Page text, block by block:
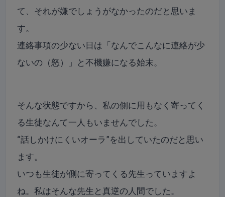
て、それが嫌でしょうがなかったのだと思いま
す。
連絡事項の少ない日は「なんでこんなに連絡が少
ないの（怒）」と不機嫌になる始末。
そんな状態ですから、私の側に用もなく寄ってく
る生徒なんて一人もいませんでした。
“話しかけにくいオーラ”を出していたのだと思い
ます。
いつも生徒が側に寄ってくる先生っていますよ
ね。私はそんな先生と真逆の人間でした。